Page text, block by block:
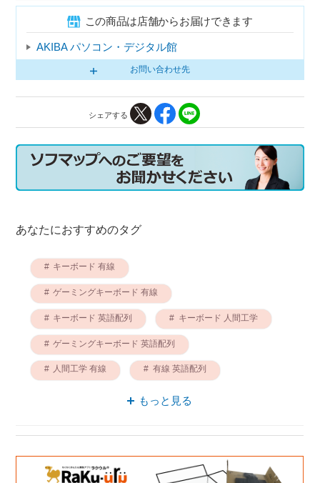
この商品は店舗からお届けできます
AKIBA パソコン・デジタル館
お問い合わせ先
シェアする
あなたにおすすめのタグ
キーボード 有線
ゲーミングキーボード 有線
キーボード 英語配列 キーボード 人間工学
ゲーミングキーボード 英語配列
人間工学 有線 有線 英語配列
ゲーミングキーボード 人間工学
もっと見る